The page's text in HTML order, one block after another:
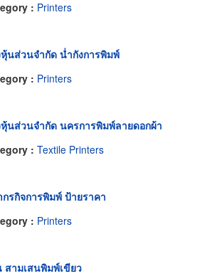
: Printers
นส่วนจำกัด น่ำกังการพิมพ์
: Printers
นส่วนจำกัด นครการพิมพ์ลายดอกผ้า
: Textile Printers
รกิจการพิมพ์ ป้ายราคา
: Printers
สามเสนพิมพ์เขียว